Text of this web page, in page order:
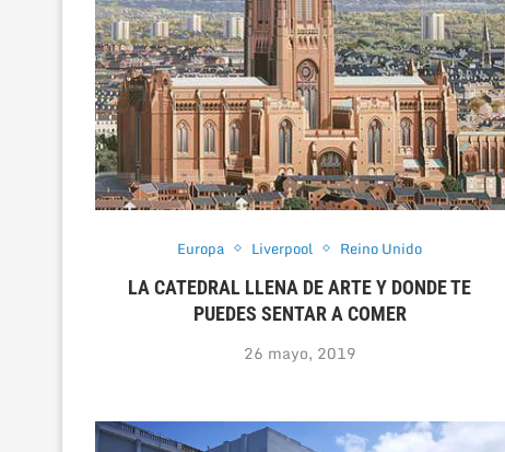
Europa Liverpool Reino Unido
LA CATEDRAL LLENA DE ARTE Y DONDE TE
PUEDES SENTAR A COMER
26 mayo, 2019